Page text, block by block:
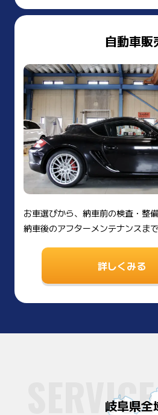
自動車販
お車選びから、納車前の検査・整
納車後のアフターメンテナンスま
詳しくみる
岐阜県全